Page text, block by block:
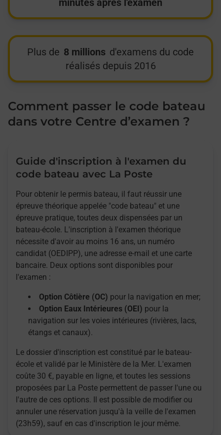
minutes après l'examen
Plus de 8 millions d'examens du code
réalisés depuis 2016
Comment passer le code bateau
dans votre Centre d’examen ?
Guide d'inscription à l'examen du
code bateau avec La Poste
Pour obtenir le permis bateau, il faut réussir une
épreuve théorique appelée "code bateau" et une
épreuve pratique, toutes deux dispensées par un
bateau-école. L'inscription à l'examen théorique
nécessite d'avoir au moins 16 ans, un numéro
candidat (OEDIPP), une adresse e-mail et une carte
bancaire. Deux options sont disponibles pour
l'examen :
Option Côtière (OC) pour la navigation en mer;
Option Eaux Intérieures (OEI) pour la
navigation sur les voies intérieures (rivières, lacs,
étangs et canaux).
Le dossier d'inscription est constitué par le bateau-
école et validé par le Ministère de la Mer. L'examen
coûte 30 €, payable en ligne, et toutes les sessions
proposées par La Poste permettent de passer l'une ou
l'autre de ces options. Il est possible de modifier ou
annuler une réservation jusqu'à la veille de l'examen
(23h59), sauf en cas d'inscription le jour même.